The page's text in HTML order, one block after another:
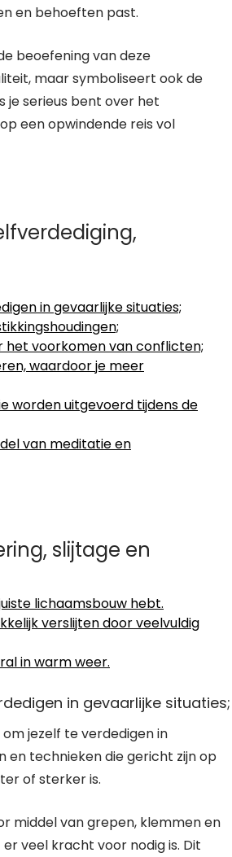
en behoeften past.
beoefening van deze
maar symboliseert ook de
je serieus bent over het
een opwindende reis vol
in gevaarlijke situaties;
het voorkomen van conflicten;
waardoor je meer
worden uitgevoerd tijdens de
van meditatie en
slijtage en
lichaamsbouw hebt.
verslijten door veelvuldig
in warm weer.
in gevaarlijke situaties;
jezelf te verdedigen in
en technieken die gericht zijn op
of sterker is.
middel van grepen, klemmen en
veel kracht voor nodig is. Dit